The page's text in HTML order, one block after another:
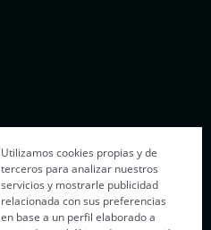
Utilizamos cookies propias y de
terceros para analizar nuestros
servicios y mostrarle publicidad
relacionada con sus preferencias
en base a un perfil elaborado a